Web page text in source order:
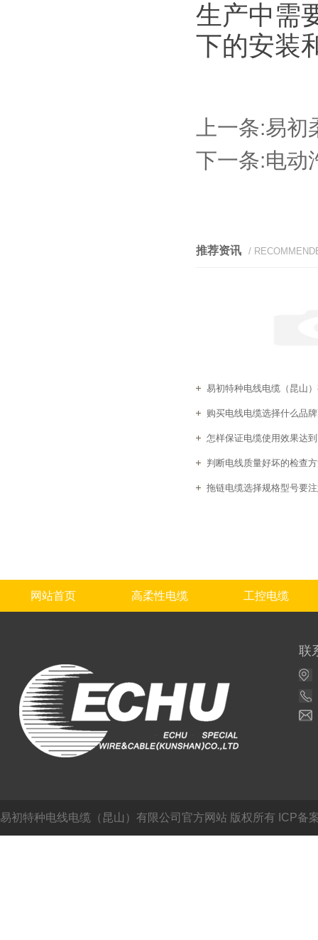
生产中需
下的安装
上一条:易初
下一条:电动
推荐资讯 /
易初特种电线电缆（昆山
购买电线电缆选择什么品
怎样保证电缆使用效果达
判断电线质量好坏的检查
拖链电缆选择规格型号要
网站首页 高柔性电缆 工控电缆
联
易初特种电线电缆（昆山）有限公司官方网站 版权所有 ICP备